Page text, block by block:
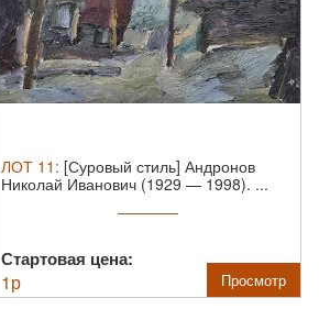
ЛОТ 11 : [Суровый стиль] Андронов
Николай Иванович (1929 — 1998). ...
Стартовая цена:
1р Просмотр